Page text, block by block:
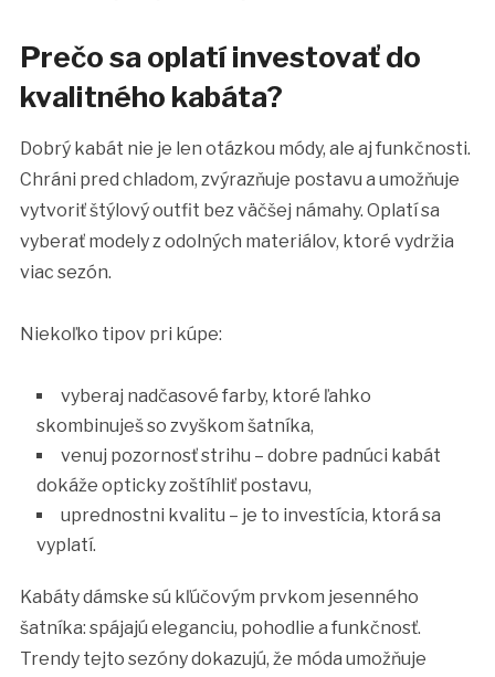
Prečo sa oplatí investovať do
kvalitného kabáta?
Dobrý kabát nie je len otázkou módy, ale aj funkčnosti.
Chráni pred chladom, zvýrazňuje postavu a umožňuje
vytvoriť štýlový outfit bez väčšej námahy. Oplatí sa
vyberať modely z odolných materiálov, ktoré vydržia
viac sezón.
Niekoľko tipov pri kúpe:
vyberaj nadčasové farby, ktoré ľahko
skombinuješ so zvyškom šatníka,
venuj pozornosť strihu – dobre padnúci kabát
dokáže opticky zoštíhliť postavu,
uprednostni kvalitu – je to investícia, ktorá sa
vyplatí.
Kabáty dámske sú kľúčovým prvkom jesenného
šatníka: spájajú eleganciu, pohodlie a funkčnosť.
Trendy tejto sezóny dokazujú, že móda umožňuje